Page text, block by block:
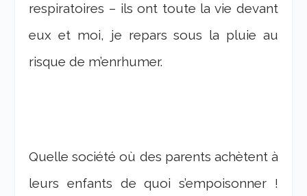
respiratoires – ils ont toute la vie devant
eux et moi, je repars sous la pluie au
risque de m’enrhumer.
Quelle société où des parents achètent à
leurs enfants de quoi s’empoisonner !